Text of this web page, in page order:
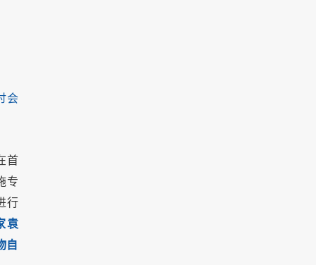
会
首
专
行
袁
自